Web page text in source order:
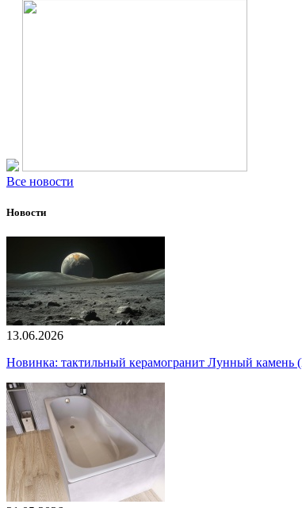
Все новости
Новости
13.06.2026
Новинка: тактильный керамогранит Лунный камень